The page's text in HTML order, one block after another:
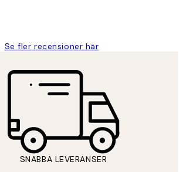
Se fler recensioner här
SNABBA LEVERANSER